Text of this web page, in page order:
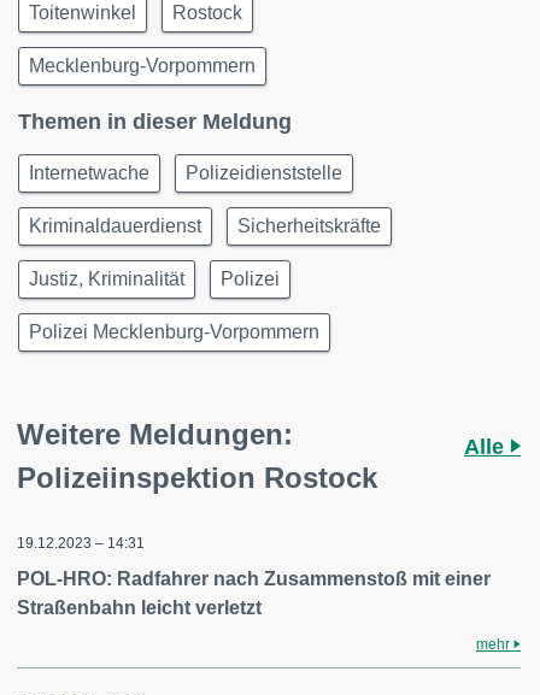
Toitenwinkel Rostock
Mecklenburg-Vorpommern
Themen in dieser Meldung
Internetwache Polizeidienststelle
Kriminaldauerdienst Sicherheitskräfte
Justiz, Kriminalität Polizei
Polizei Mecklenburg-Vorpommern
Weitere Meldungen:
Polizeiinspektion Rostock
Alle
19.12.2023 – 14:31
POL-HRO: Radfahrer nach Zusammenstoß mit einer
Straßenbahn leicht verletzt
mehr